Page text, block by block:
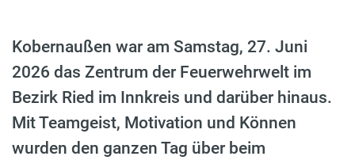
Kobernaußen war am Samstag, 27. Juni
2026 das Zentrum der Feuerwehrwelt im
Bezirk Ried im Innkreis und darüber hinaus.
Mit Teamgeist, Motivation und Können
wurden den ganzen Tag über beim